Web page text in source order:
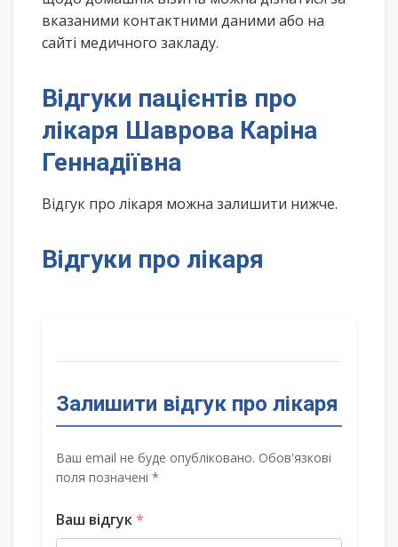
вказаними контактними даними або на
сайті медичного закладу.
Відгуки пацієнтів про
лікаря Шаврова Каріна
Геннадіївна
Відгук про лікаря можна залишити нижче.
Відгуки про лікаря
Залишити відгук про лікаря
Ваш email не буде опубліковано. Обов'язкові
поля позначені *
Ваш відгук*